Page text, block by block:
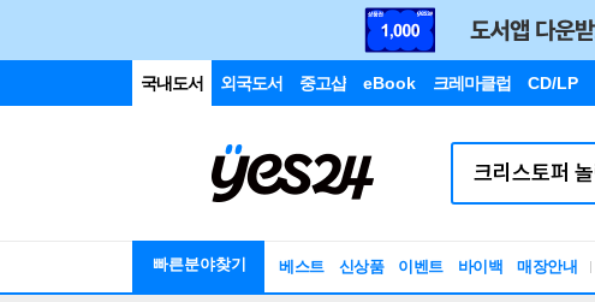
국내도서 외국도서 중고샵 eBook 크레마클럽 CD/LP
빠른분야찾기 베스트 신상품 이벤트 바이백 매장안내